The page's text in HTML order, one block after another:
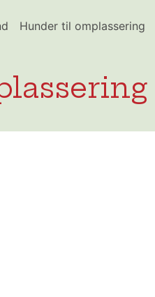
Hunder til omplassering